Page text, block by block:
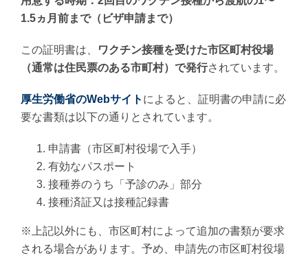
1.5ヵ月前まで（ビザ申請まで）
この証明書は、
ワクチン接種を受けた市区町村役場
（通常は住民票のある市町村）で発行されています。
厚生労働省のWebサイト によると、証明書の申請に必
要な書類は以下の通りとされています。
申請書（市区町村役場で入手）
有効なパスポート
接種券のうち「予診のみ」部分
接種済証又は接種記録書
※上記以外にも、市区町村によって追加の書類が要求
される場合があります。予め、申請先の市区町村役場